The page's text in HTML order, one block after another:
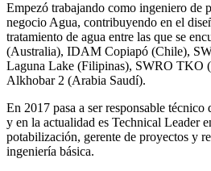
Empezó trabajando como ingeniero de
negocio Agua, contribuyendo en el
tratamiento de agua entre las que se
(Australia), IDAM Copiapó (Chile),
Laguna Lake (Filipinas), SWRO TKO
Alkhobar 2 (Arabia Saudí).
En 2017 pasa a ser responsable técnico
y en la actualidad es Technical Leader
potabilización, gerente de proyectos y
ingeniería básica.